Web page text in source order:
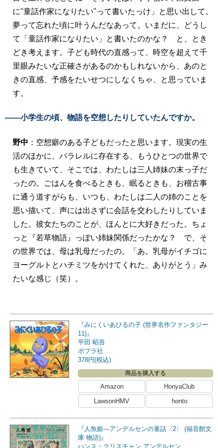
『みにくいあひるの子 (世界名作ファンタジー
11)』
平田 昭吾
ポプラ社
378円(税込)
商品を購入する
Amazon
HonyaClub
LawsonHMV
honto
『人魚姫―アンデルセンの童話〈2〉 (福音館文
庫 物語)』
ハンス・クリスチャン アンデルセン
に"童話作家になりたい"って書いたっけ」と思い出して。
夢って忘れた頃に叶うんだなあって。いまだに、どうし
て「童話作家になりたい」と書いたのかな？ と、とき
どき考えます。子ども時代の直感って、時空を超えて千
里眼みたいな正確さがあるのかもしれないから、あのと
きの直感、予感をたいせつにしなくちゃ、と思っていま
す。
――小学生の頃、物語を空想したりしていたんですか。
野中 ：空想癖のある子どもだったと思います。現実の生
活のほかに、パラレルに存在する、もうひとつの世界で
も生きていて、そこでは、わたしは三人姉妹の末っ子だ
ったの。ごはんを食べるときも、眠るときも、お稽古事
に通う道すがらも、いつも、わたしは二人の姉のことを
思い描いて、声には出さずに会話を交わしたりしていま
した。彼女たちのことが、ほんとに大好きだった。ちょ
っと『若草物語』っぽい姉妹関係だったかな？ で、そ
の世界では、母は乳母だったの。「あ。乳母がイチゴに
ヨーグルトとハチミツをかけてくれた、ありがとう」み
たいな感じ（笑）。